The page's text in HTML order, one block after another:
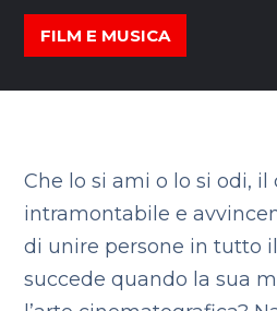
FILM E MUSICA
Che lo si ami o lo si odi,
intramontabile e
di unire persone in tutto
succede quando la sua